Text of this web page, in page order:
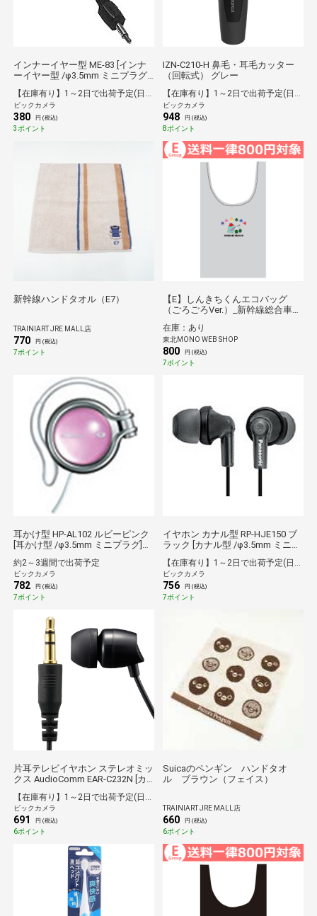
インナーイヤー型 ME-83 [インナ
ーイヤー型 /φ3.5mm ミニプラグ]
【在庫有り】1～2日で出荷予定(日付指定可)
ビックカメラ
380 円 (税込)
3ポイント
IZN-C210-H 鼻毛・耳毛カッター
（回転式） グレー
【在庫有り】1～2日で出荷予定(日付指定可)
ビックカメラ
948 円 (税込)
8ポイント
新幹線ハンドタオル（E7）
TRAINIART JRE MALL店
770 円 (税込)
7ポイント
【E】しんきちくんエコバッグ
（ごろごろVer.）_新幹線総合車両
在庫：あり
東北MONO WEB SHOP
800 円 (税込)
7ポイント
耳かけ型 HP-AL102 ルビーピンク
[耳かけ型 /φ3.5mm ミニプラグ]
約2～3週間で出荷予定
ビックカメラ
782 円 (税込)
7ポイント
イヤホン カナル型 RP-HJE150 ブ
ラック [カナル型 /φ3.5mm ミニプ
ビックカメラ
756 円 (税込)
7ポイント
片耳テレビイヤホン ステレオミッ
クス AudioComm EAR-C232N [カ
【在庫有り】1～2日で出荷予定(日付指定可)
ビックカメラ
691 円 (税込)
6ポイント
Suicaのペンギン ハンドタオ
ル ブラウン（フェイス）
TRAINIART JRE MALL店
660 円 (税込)
6ポイント